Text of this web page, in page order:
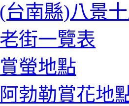
台南縣)八景
街一覽表
螢地點
勃勒賞花地